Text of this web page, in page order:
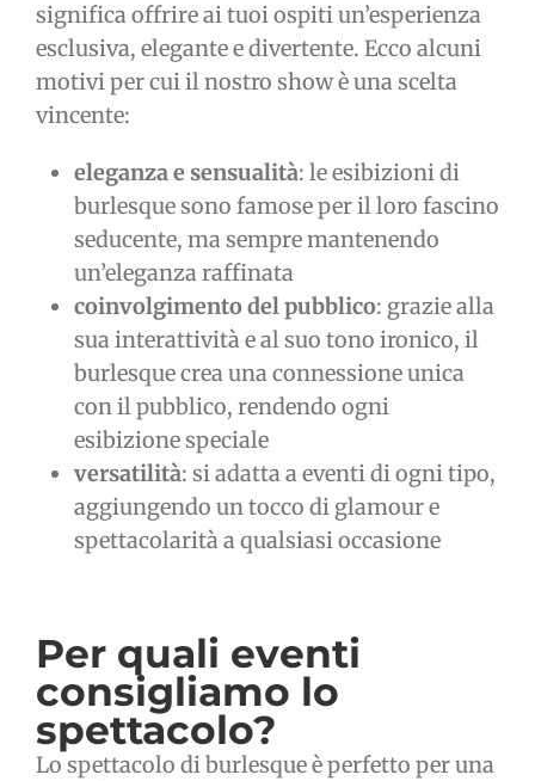
significa offrire ai tuoi ospiti un’esperienza
esclusiva, elegante e divertente. Ecco alcuni
motivi per cui il nostro show è una scelta
vincente:
eleganza e sensualità: le esibizioni di
burlesque sono famose per il loro fascino
seducente, ma sempre mantenendo
un’eleganza raffinata
coinvolgimento del pubblico: grazie alla
sua interattività e al suo tono ironico, il
burlesque crea una connessione unica
con il pubblico, rendendo ogni
esibizione speciale
versatilità: si adatta a eventi di ogni tipo,
aggiungendo un tocco di glamour e
spettacolarità a qualsiasi occasione
Per quali eventi
consigliamo lo
spettacolo?
Lo spettacolo di burlesque è perfetto per una